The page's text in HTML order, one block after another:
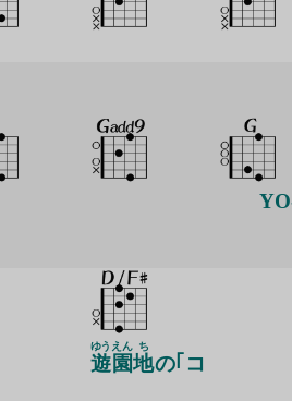
遊
ゆう
園
えん
地
ち
の｢コ